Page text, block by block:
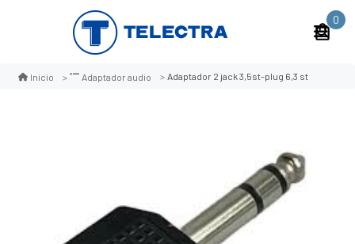
0
Inicio Adaptador audio Adaptador 2 jack 3,5st-plug 6,3 st